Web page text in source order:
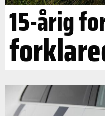
15-årig